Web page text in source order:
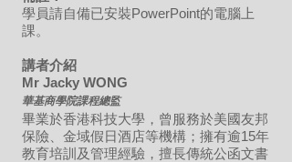
學員請自備已安裝PowerPoint的電腦上
課。
講者介紹
Mr Jacky WONG
華基商學院課程總監
畢業於香港科技大學，曾服務於美國友邦
保險、金域假日酒店等機構；擁有逾15年
教育培訓及管理經驗，擅長傳統公函文書